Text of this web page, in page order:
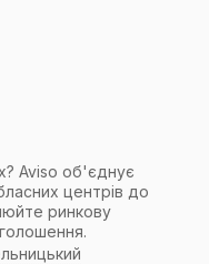
Aviso об'єднує
центрів до
ринкову